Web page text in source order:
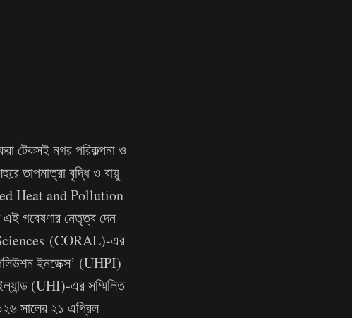
নগর পরিকল্পনা ও
তাপমাত্রা বৃদ্ধি ও বায়ু
Heat and Pollution
গবেষণার নেতৃত্ব দেন
(CORAL)-এর
ইনডেক্স’ (UHPI)
(UHI)-এর সম্মিলিত
সালের ২১ এপ্রিল